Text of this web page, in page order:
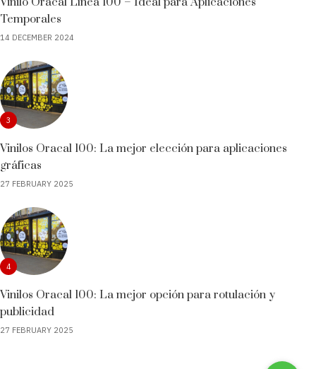
Temporales
14 DECEMBER 2024
3
Vinilos Oracal 100: La mejor elección para aplicaciones
gráficas
27 FEBRUARY 2025
4
Vinilos Oracal 100: La mejor opción para rotulación y
publicidad
27 FEBRUARY 2025